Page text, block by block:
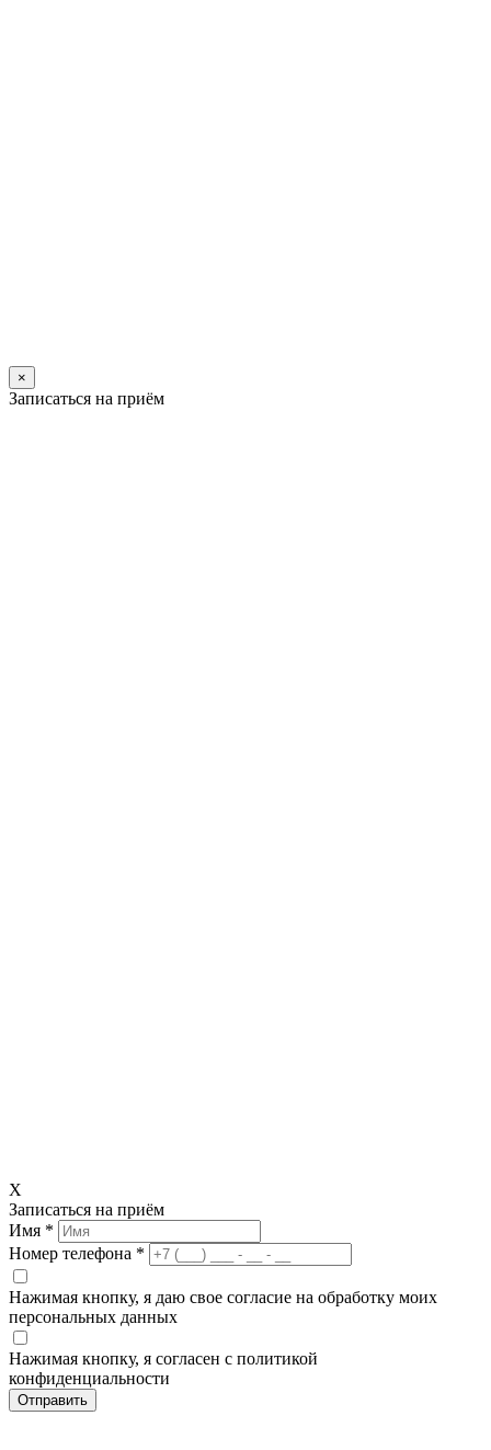
×
Записаться на приём
X
Записаться на приём
Имя *
Номер телефона *
Нажимая кнопку, я даю свое согласие на обработку моих
персональных данных
Нажимая кнопку, я согласен с политикой
конфиденциальности